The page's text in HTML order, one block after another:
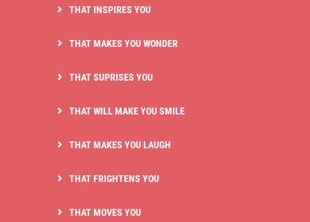
THAT INSPIRES YOU
THAT MAKES YOU WONDER
THAT SUPRISES YOU
THAT WILL MAKE YOU SMILE
THAT MAKES YOU LAUGH
THAT FRIGHTENS YOU
THAT MOVES YOU